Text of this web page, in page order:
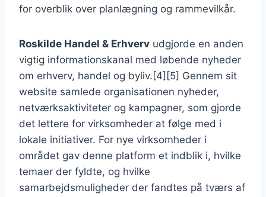
for overblik over planlægning og rammevilkår.
Roskilde Handel & Erhverv udgjorde en anden
vigtig informationskanal med løbende nyheder
om erhverv, handel og byliv.[4][5] Gennem sit
website samlede organisationen nyheder,
netværksaktiviteter og kampagner, som gjorde
det lettere for virksomheder at følge med i
lokale initiativer. For nye virksomheder i
området gav denne platform et indblik i, hvilke
temaer der fyldte, og hvilke
samarbejdsmuligheder der fandtes på tværs af